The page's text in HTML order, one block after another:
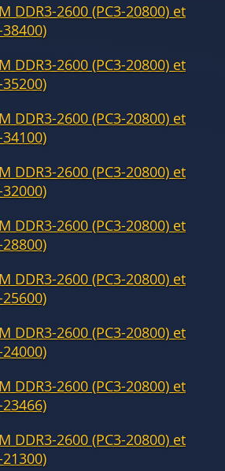
DDR3-2600 (PC3-20800) et
38400)
DDR3-2600 (PC3-20800) et
35200)
DDR3-2600 (PC3-20800) et
34100)
DDR3-2600 (PC3-20800) et
32000)
DDR3-2600 (PC3-20800) et
28800)
DDR3-2600 (PC3-20800) et
25600)
DDR3-2600 (PC3-20800) et
24000)
DDR3-2600 (PC3-20800) et
23466)
DDR3-2600 (PC3-20800) et
21300)